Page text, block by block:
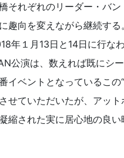
それぞれのリーダー・バン
趣向を変えながら継続する
年１月13日と14日に行な
公演は、数えれば既にシー
イベントとなっているこの
せていただいたが、アット
縮された実に居心地の良い